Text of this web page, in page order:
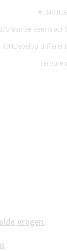
€ 345.856
Vlaamse Veerkracht
IONDevelop different
Tervuren
vragen